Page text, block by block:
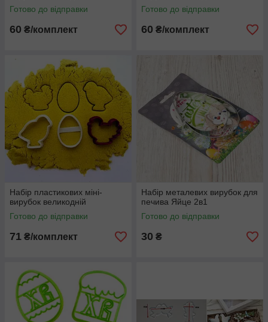
Готово до відправки
60 ₴/комплект
Готово до відправки
60 ₴/комплект
Набір пластикових міні-
вирубок великодній
Готово до відправки
71 ₴/комплект
Набір металевих вирубок для
печива Яйце 2в1
Готово до відправки
30 ₴